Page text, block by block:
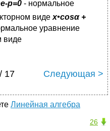
e-p=0 - нормальное
виде x•cosα +
уравнение
виде
17 Следующая >
Линейная алгебра
26